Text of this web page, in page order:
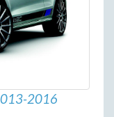
2016